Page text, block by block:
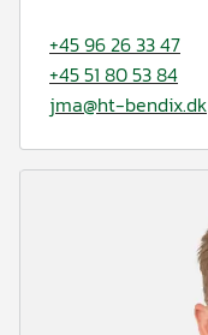
+45 96 26 33 47
+45 51 80 53 84
jma@ht-bendix.dk